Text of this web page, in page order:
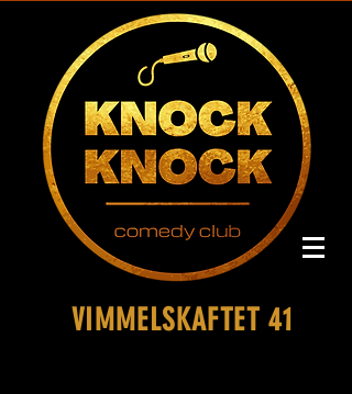
VIMMELSKAFTET 41